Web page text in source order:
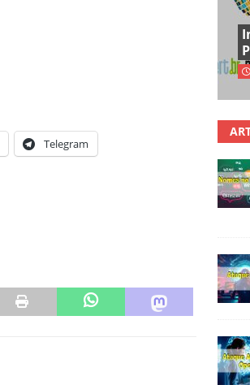
Telegram